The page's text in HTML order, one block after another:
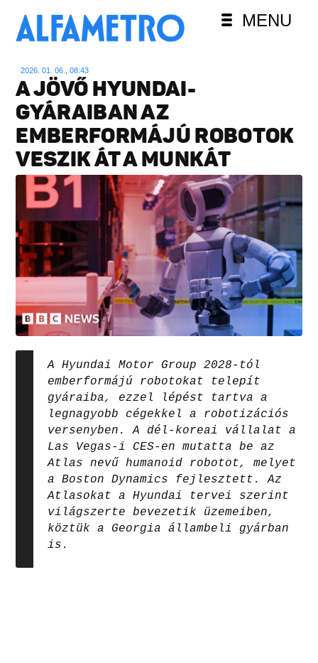
MENU
2026. 01. 06., 08:43
A JÖVŐ HYUNDAI-
GYÁRAIBAN AZ
EMBERFORMÁJÚ ROBOTOK
VESZIK ÁT A MUNKÁT
A Hyundai Motor Group 2028-tól
emberformájú robotokat telepít
gyáraiba, ezzel lépést tartva a
legnagyobb cégekkel a robotizációs
versenyben. A dél-koreai vállalat a
Las Vegas-i CES-en mutatta be az
Atlas nevű humanoid robotot, melyet
a Boston Dynamics fejlesztett. Az
Atlasokat a Hyundai tervei szerint
világszerte bevezetik üzemeiben,
köztük a Georgia állambeli gyárban
is.